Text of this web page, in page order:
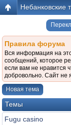
Небанковские
Правила форума
Вся информация на
сообщений, которое
если вам не нравится
добровольно. Сайт не
Новая тема
Темы
Fugu casino